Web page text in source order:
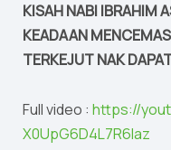
KISAH NABI IBRAHIM
KEADAAN
TERKEJUT NAK
Full video : https://
X0UpG6D4L7R6laz